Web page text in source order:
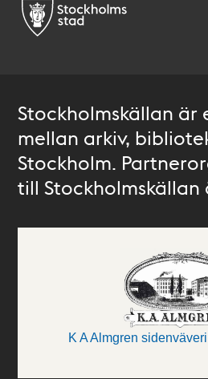
Stockholmskällan är
mellan arkiv,
Stockholm.
till Stockholmskällan
K A Almgren